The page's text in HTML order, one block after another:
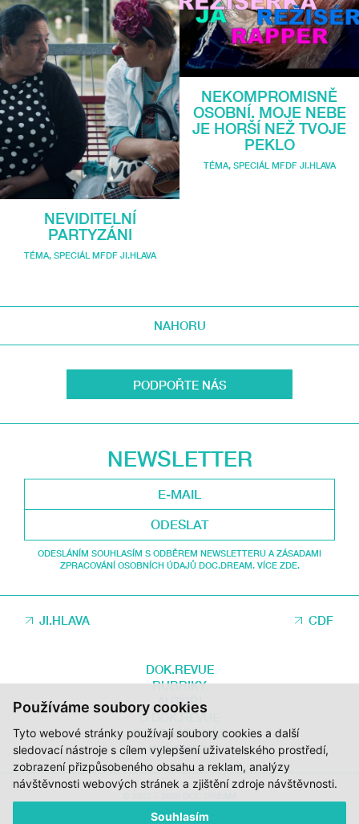
Používáme soubory cookies
Tyto webové stránky používají soubory cookies a další
sledovací nástroje s cílem vylepšení uživatelského prostředí,
zobrazení přizpůsobeného obsahu a reklam, analýzy
návštěvnosti webových stránek a zjištění zdroje návštěvnosti.
Souhlasím
NEVIDITELNÍ
PARTYZÁNI
TÉMA, SPECIÁL MFDF JI.HLAVA
NEKOMPROMISNĚ
OSOBNÍ. MOJE NEBE
JE HORŠÍ NEŽ TVOJE
PEKLO
TÉMA, SPECIÁL MFDF JI.HLAVA
NAHORU
PODPOŘTE NÁS
NEWSLETTER
ODESLAT
ODESLÁNÍM SOUHLASÍM S ODBĚREM NEWSLETTERU A ZÁSADAMI
ZPRACOVÁNÍ OSOBNÍCH ÚDAJŮ DOC.DREAM. VÍCE ZDE.
JI.HLAVA CDF
DOK.REVUE
RUBRIKY
AUTOŘI
O DOK.REVUE
PODPOŘTE NÁS
KONTAKTY
ZA PODPORY STÁTNÍHO FONDU KINEMATOGRAFIE, KRAJE VYSOČINA A